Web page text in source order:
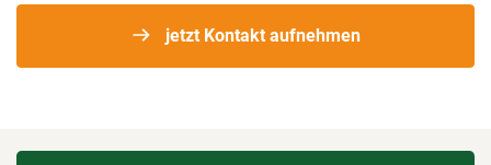
jetzt Kontakt aufnehmen